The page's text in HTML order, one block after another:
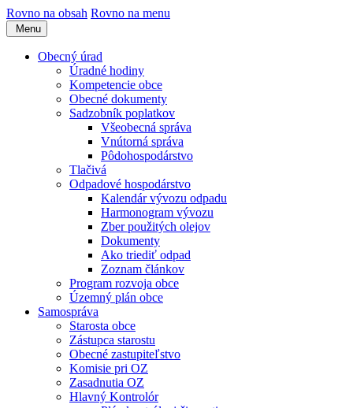
Rovno na obsah Rovno na menu
Menu
Obecný úrad
Úradné hodiny
Kompetencie obce
Obecné dokumenty
Sadzobník poplatkov
Všeobecná správa
Vnútorná správa
Pôdohospodárstvo
Tlačivá
Odpadové hospodárstvo
Kalendár vývozu odpadu
Harmonogram vývozu
Zber použitých olejov
Dokumenty
Ako triediť odpad
Zoznam článkov
Program rozvoja obce
Územný plán obce
Samospráva
Starosta obce
Zástupca starostu
Obecné zastupiteľstvo
Komisie pri OZ
Zasadnutia OZ
Hlavný Kontrolór